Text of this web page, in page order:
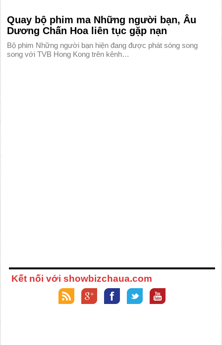
Quay bộ phim ma Những người bạn, Âu
Dương Chấn Hoa liên tục gặp nạn
Bộ phim Những người bạn hiện đang được phát sóng song
song với TVB Hong Kong trên kênh…
Kết nối với showbizchaua.com